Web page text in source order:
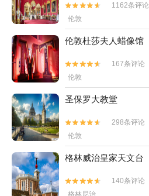


1162条评论
伦敦
伦敦杜莎夫人蜡像馆


167条评论
伦敦
圣保罗大教堂


298条评论
伦敦
格林威治皇家天文台


140条评论